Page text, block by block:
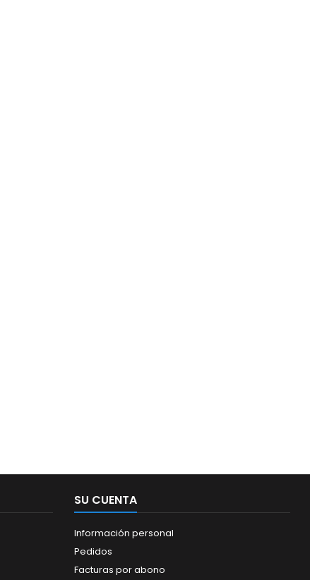
SU CUENTA
Información personal
Pedidos
Facturas por abono